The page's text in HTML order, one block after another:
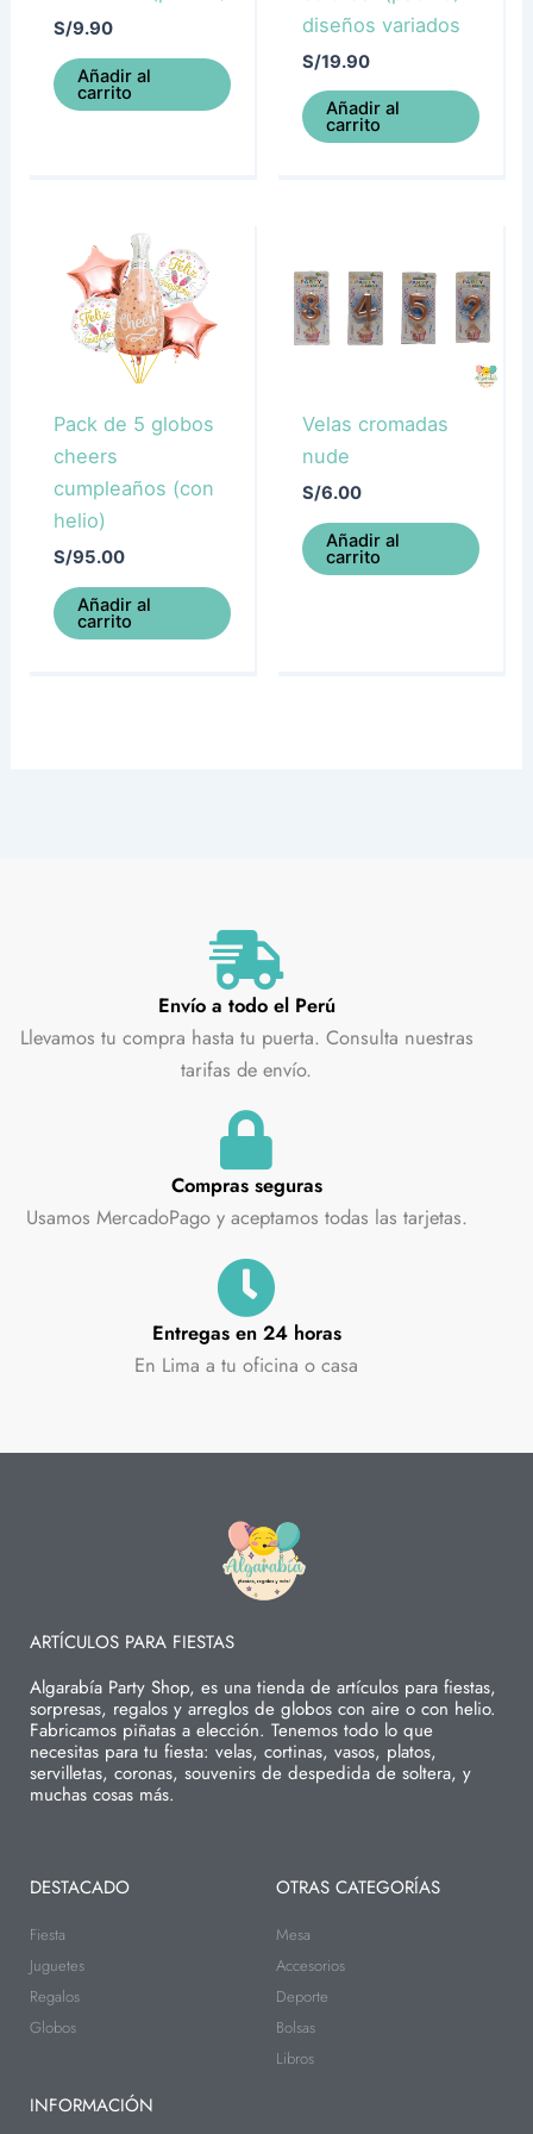
S/9.90
Añadir al
carrito
diseños variados
S/19.90
Añadir al
carrito
Pack de 5 globos
cheers
cumpleaños (con
helio)
S/95.00
Añadir al
carrito
Velas cromadas
nude
S/6.00
Añadir al
carrito
Envío a todo el Perú
Llevamos tu compra hasta tu puerta. Consulta nuestras
tarifas de envío.
Compras seguras
Usamos MercadoPago y aceptamos todas las tarjetas.
Entregas en 24 horas
En Lima a tu oficina o casa
ARTÍCULOS PARA FIESTAS
Algarabía Party Shop, es una tienda de artículos para fiestas,
sorpresas, regalos y arreglos de globos con aire o con helio.
Fabricamos piñatas a elección. Tenemos todo lo que
necesitas para tu fiesta: velas, cortinas, vasos, platos,
servilletas, coronas, souvenirs de despedida de soltera, y
muchas cosas más.
DESTACADO
Fiesta
Juguetes
Regalos
Globos
OTRAS CATEGORÍAS
Mesa
Accesorios
Deporte
Bolsas
Libros
INFORMACIÓN